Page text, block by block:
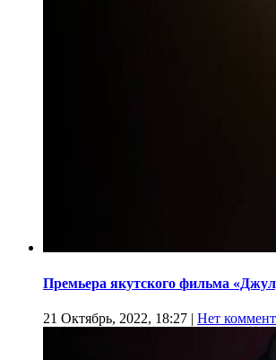
Премьера якутского фильма
21 Октябрь, 2022, 18:27 | Нет